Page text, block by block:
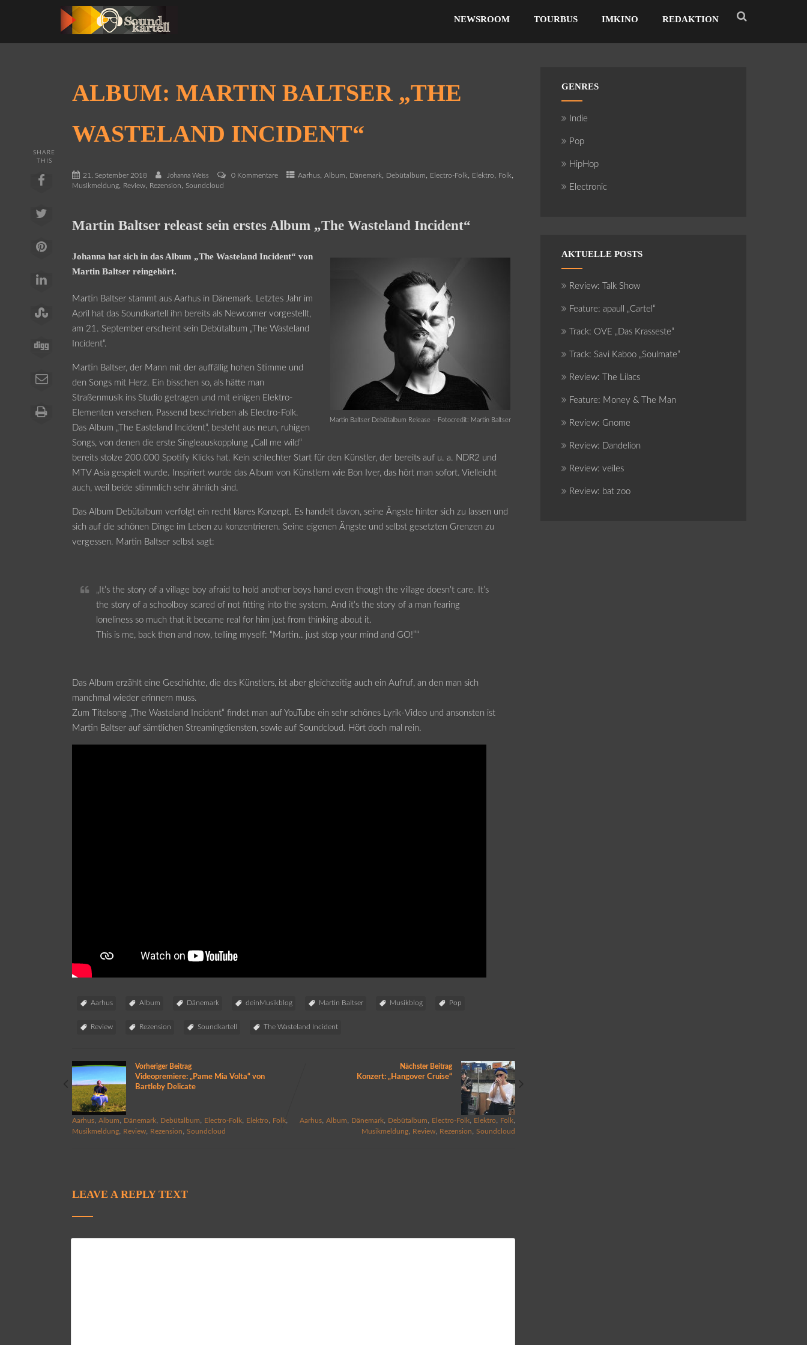
NEWSROOM TOURBUS IMKINO REDAKTION
ALBUM: MARTIN BALTSER „THE
WASTELAND INCIDENT“
21. September 2018 Johanna Weiss 0 Kommentare Aarhus,Album, Dänemark, Debütalbum, Electro-Folk, Elektro, Folk,
Musikmeldung, Review, Rezension, Soundcloud
SHARE
THIS
Martin Baltser releast sein erstes Album „The Wasteland Incident“
Martin Baltser Debütalbum Release – Fotocredit: Martin Baltser
Johanna hat sich in das Album „The Wasteland Incident“ von
Martin Baltser reingehört.
Martin Baltser stammt aus Aarhus in Dänemark. Letztes Jahr im
April hat das Soundkartell ihn bereits als Newcomer vorgestellt,
am 21. September erscheint sein Debütalbum „The Wasteland
Incident“.
Martin Baltser, der Mann mit der auffällig hohen Stimme und
den Songs mit Herz. Ein bisschen so, als hätte man
Straßenmusik ins Studio getragen und mit einigen Elektro-
Elementen versehen. Passend beschrieben als Electro-Folk.
Das Album „The Easteland Incident“, besteht aus neun, ruhigen
Songs, von denen die erste Singleauskopplung „Call me wild“
bereits stolze 200.000 Spotify Klicks hat. Kein schlechter Start für den Künstler, der bereits auf u. a. NDR2 und
MTV Asia gespielt wurde. Inspiriert wurde das Album von Künstlern wie Bon Iver, das hört man sofort. Vielleicht
auch, weil beide stimmlich sehr ähnlich sind.
Das Album Debütalbum verfolgt ein recht klares Konzept. Es handelt davon, seine Ängste hinter sich zu lassen und
sich auf die schönen Dinge im Leben zu konzentrieren. Seine eigenen Ängste und selbst gesetzten Grenzen zu
vergessen. Martin Baltser selbst sagt:
„It’s the story of a village boy afraid to hold another boys hand even though the village doesn’t care. It’s
the story of a schoolboy scared of not fitting into the system. And it’s the story of a man fearing
loneliness so much that it became real for him just from thinking about it.
This is me, back then and now, telling myself: “Martin.. just stop your mind and GO!”“
Das Album erzählt eine Geschichte, die des Künstlers, ist aber gleichzeitig auch ein Aufruf, an den man sich
manchmal wieder erinnern muss.
Zum Titelsong „The Wasteland Incident“ findet man auf YouTube ein sehr schönes Lyrik-Video und ansonsten ist
Martin Baltser auf sämtlichen Streamingdiensten, sowie auf Soundcloud. Hört doch mal rein.
Aarhus Album Dänemark deinMusikblog Martin Baltser Musikblog Pop
Review Rezension Soundkartell The Wasteland Incident
Vorheriger Beitrag
Videopremiere: „Pame Mia Volta“ von
Bartleby Delicate
Aarhus ,Album Dänemark Debütalbum Electro-Folk Elektro Folk
Musikmeldung Review Rezension ,Soundcloud
Nächster Beitrag
Konzert: „Hangover Cruise“
Aarhus ,Album Dänemark Debütalbum Electro-Folk Elektro Folk
Musikmeldung Review Rezension ,Soundcloud
LEAVE A REPLY TEXT
GENRES
Indie
Pop
HipHop
Electronic
AKTUELLE POSTS
Review: Talk Show
Feature: apaull „Cartel“
Track: OVE „Das Krasseste“
Track: Savi Kaboo „Soulmate“
Review: The Lilacs
Feature: Money & The Man
Review: Gnome
Review: Dandelion
Review: veiles
Review: bat zoo